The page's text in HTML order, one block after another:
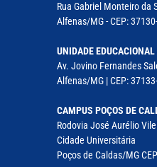
Rua Gabriel Monteiro da
Alfenas/MG - CEP:
UNIDADE
Av. Jovino Fernandes
Alfenas/MG | CEP:
CAMPUS POÇOS DE
Rodovia José Aurélio
Cidade Universitária
Poços de Caldas/MG